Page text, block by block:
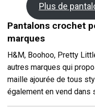
Plus de
Pantalons crochet
marques
H&M, Boohoo, Pretty
autres marques qui
maille ajourée de tous
également en vend dans